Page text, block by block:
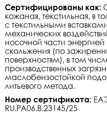
Сертифицированы как:
кожаная, текстильная, в
с текстильными
механических
носочной части
скольжения (по
поверхностям), в том
производственных
маслобензостойкой
литьевого метода.
Номер сертификата:
RU.РА06.В.23145/25